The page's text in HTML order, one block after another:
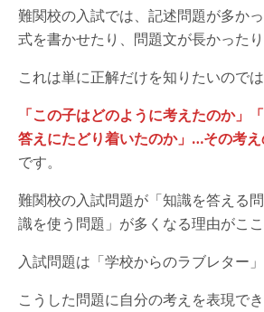
難関校の入試では、記述問題が多か
式を書かせたり、問題文が長かったり
これは単に正解だけを知りたいのでは
「この子はどのように考えたのか」
答えにたどり着いたのか」…その考
です。
難関校の入試問題が「知識を答える
識を使う問題」が多くなる理由がここ
入試問題は「学校からのラブレター」
こうした問題に自分の考えを表現で